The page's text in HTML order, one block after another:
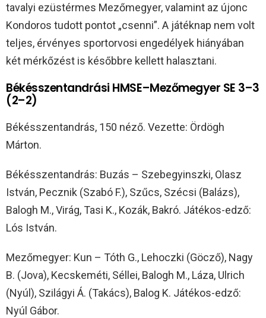
tavalyi ezüstérmes Mezőmegyer, valamint az újonc
Kondoros tudott pontot „csenni”. A játéknap nem volt
teljes, érvényes sportorvosi engedélyek hiányában
két mérkőzést is későbbre kellett halasztani.
Békésszentandrási HMSE–Mezőmegyer SE 3–3
(2–2)
Békésszentandrás, 150 néző. Vezette: Ördögh
Márton.
Békésszentandrás: Buzás – Szebegyinszki, Olasz
István, Pecznik (Szabó F.), Szűcs, Szécsi (Balázs),
Balogh M., Virág, Tasi K., Kozák, Bakró. Játékos-edző:
Lós István.
Mezőmegyer: Kun – Tóth G., Lehoczki (Göcző), Nagy
B. (Jova), Kecskeméti, Séllei, Balogh M., Láza, Ulrich
(Nyúl), Szilágyi Á. (Takács), Balog K. Játékos-edző:
Nyúl Gábor.